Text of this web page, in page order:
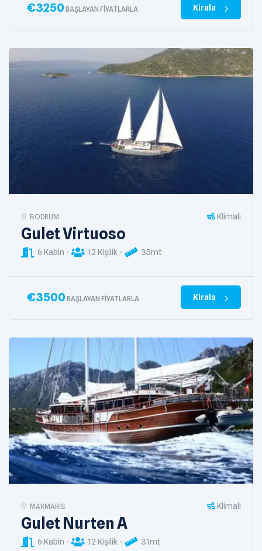
€3250 BAŞLAYAN FIYATLARLA Kirala
BODRUM Klimalı
Gulet Virtuoso
6 Kabin 12 Kişilik 35mt
€3500 BAŞLAYAN FIYATLARLA Kirala
MARMARIS Klimalı
Gulet Nurten A
6 Kabin 12 Kişilik 31mt